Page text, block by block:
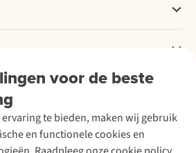
voor de beste
te bieden, maken wij gebruik
en functionele cookies en